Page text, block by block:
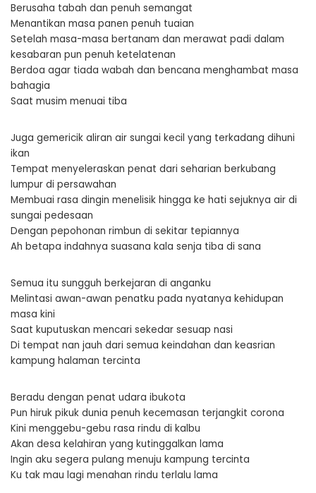
Berusaha tabah dan penuh semangat
Menantikan masa panen penuh tuaian
Setelah masa-masa bertanam dan merawat padi dalam
kesabaran pun penuh ketelatenan
Berdoa agar tiada wabah dan bencana menghambat masa
bahagia
Saat musim menuai tiba
Juga gemericik aliran air sungai kecil yang terkadang dihuni
ikan
Tempat menyeleraskan penat dari seharian berkubang
lumpur di persawahan
Membuai rasa dingin menelisik hingga ke hati sejuknya air di
sungai pedesaan
Dengan pepohonan rimbun di sekitar tepiannya
Ah betapa indahnya suasana kala senja tiba di sana
Semua itu sungguh berkejaran di anganku
Melintasi awan-awan penatku pada nyatanya kehidupan
masa kini
Saat kuputuskan mencari sekedar sesuap nasi
Di tempat nan jauh dari semua keindahan dan keasrian
kampung halaman tercinta
Beradu dengan penat udara ibukota
Pun hiruk pikuk dunia penuh kecemasan terjangkit corona
Kini menggebu-gebu rasa rindu di kalbu
Akan desa kelahiran yang kutinggalkan lama
Ingin aku segera pulang menuju kampung tercinta
Ku tak mau lagi menahan rindu terlalu lama